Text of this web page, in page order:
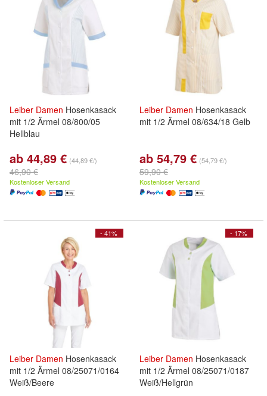
Leiber Damen Hosenkasack
mit 1/2 Ärmel 08/800/05
Hellblau
ab 44,89 € (44,89 €/)
46,90 €
Kostenloser Versand
Leiber Damen Hosenkasack
mit 1/2 Ärmel 08/634/18 Gelb
ab 54,79 € (54,79 €/)
59,90 €
Kostenloser Versand
- 41%
Leiber Damen Hosenkasack
mit 1/2 Ärmel 08/25071/0164
Weiß/Beere
- 17%
Leiber Damen Hosenkasack
mit 1/2 Ärmel 08/25071/0187
Weiß/Hellgrün